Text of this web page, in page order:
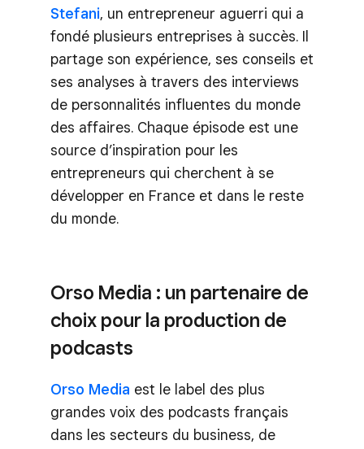
Stefani, un entrepreneur aguerri qui a
fondé plusieurs entreprises à succès. Il
partage son expérience, ses conseils et
ses analyses à travers des interviews
de personnalités influentes du monde
des affaires. Chaque épisode est une
source d’inspiration pour les
entrepreneurs qui cherchent à se
développer en France et dans le reste
du monde.
Orso Media : un partenaire de
choix pour la production de
podcasts
Orso Media est le label des plus
grandes voix des podcasts français
dans les secteurs du business, de